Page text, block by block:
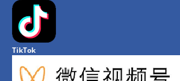
TikTok